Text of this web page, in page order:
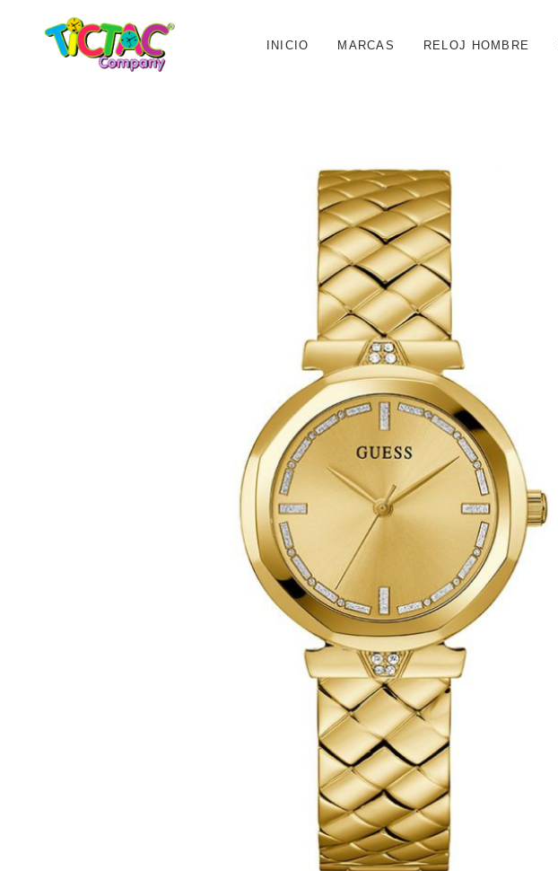
INICIO MARCAS RELOJ HOMBRE